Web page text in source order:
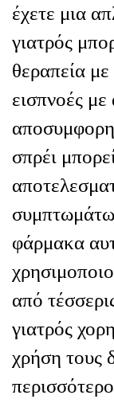
έχετε μια
γιατρός
θεραπεία
εισπνοές
σπρέι
φάρμακα
από
γιατρός
χρήση τους